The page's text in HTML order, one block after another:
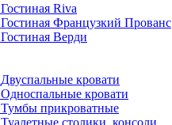
Гостиная Riva
Гостиная Французкий Прованс
Гостиная Верди
Двуспальные кровати
Односпальные кровати
Тумбы прикроватные
Туалетные столики, консоли